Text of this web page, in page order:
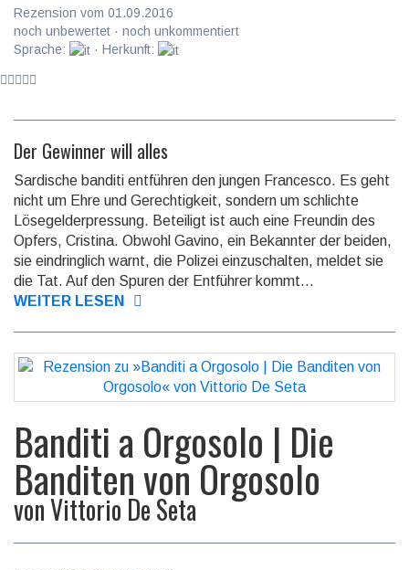
Rezension vom 01.09.2016
noch unbewertet · noch unkommentiert
Sprache:
· Herkunft:
Der Gewinner will alles
Sardische banditi entführen den jungen Francesco. Es geht
nicht um Ehre und Gerech­tigkeit, sondern um schlichte
Löse­geld­erpres­sung. Beteiligt ist auch eine Freundin des
Opfers, Cristina. Obwohl Gavino, ein Bekannter der beiden,
sie ein­dring­lich warnt, die Polizei einzu­schalten, meldet sie
die Tat. Auf den Spuren der Entführer kommt...
WEITER LESEN
Banditi a Orgosolo | Die
Banditen von Orgosolo
vonVittorio De Seta